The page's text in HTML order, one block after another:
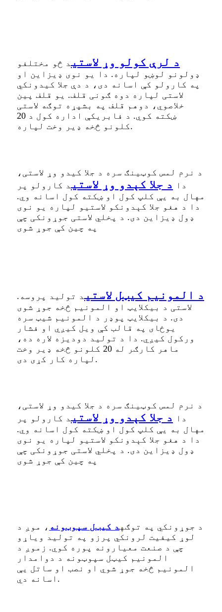
د لرې کولو وړ لاستید څو مختلفو
ډولونو لوښو لپاره. دا یو نوی ډیزاین او
په کارولو کې اسانه دی، د دې جلا کیدونکي
لاستی لپاره دوه ګونی قلف. یو قلف پین
خلاصوي، دوهم قلف په بشپړه توګه لاستی
ښکته کوي. د فابریکې اداره کول د 20
کلونو څخه ډیر وخت لپاره.
د نرم لمس کوټینګ سره د جلا کیدو وړ لاستی،
دا
د جلا کېدو وړ لاستید کارولو پر
مهال به یې کلپ کول او ښکته کول اسانه وي.
دا د هغو جلا کېدونکو لاستیو لپاره یو نوی
ډول ډیزاین دی. د پخلي لاستی جوړونکی چې
په چین کې جوړ شوی
د المونیم کیټل لاستید تولید پروسه.
لاستی د بیکلایټ او المونیم څخه جوړ شوی
دی. د بیکلایټ پوډر د المونیم شیټ سره
یوځای په قالب کې ویل کیږي او فشار
ورکول کیږي. دا د تولید دودیزه لاره ده،
ماهر کارګر له 20 کلونو څخه ډیر وخت
لپاره کار کړی دی.
د نرم لمس کوټینګ سره د جلا کیدو وړ لاستی،
دا
د جلا کېدو وړ لاستید کارولو پر
مهال به یې کلپ کول او ښکته کول اسانه وي.
دا د هغو جلا کېدونکو لاستیو لپاره یو نوی
ډول ډیزاین دی. د پخلي لاستی جوړونکی چې
په چین کې جوړ شوی
د جوړونکي په توګهد کیټل سپوټونه ، موږ د
لوړ کیفیت لرونکي پرزو په تولید ویاړو
چې د صنعت معیارونه پوره کوي. زموږ د
المونیم کیټل سپوټونه د دوامدار
المونیم څخه جوړ شوي او نصب او ساتل یې
اسانه دي.